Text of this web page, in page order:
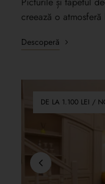
creează o atmosferă
Descoperă
DE LA 1.100 LEI /